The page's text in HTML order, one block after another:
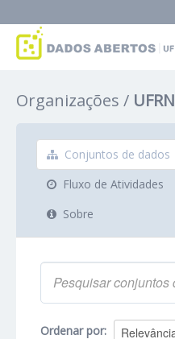
Grupos
Sobre
Organizações UFRN
Conjuntos de dados
Fluxo de Atividades
Sobre
Ordenar por